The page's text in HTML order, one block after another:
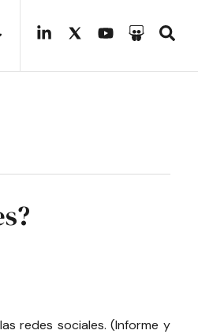
redes sociales. (Informe y